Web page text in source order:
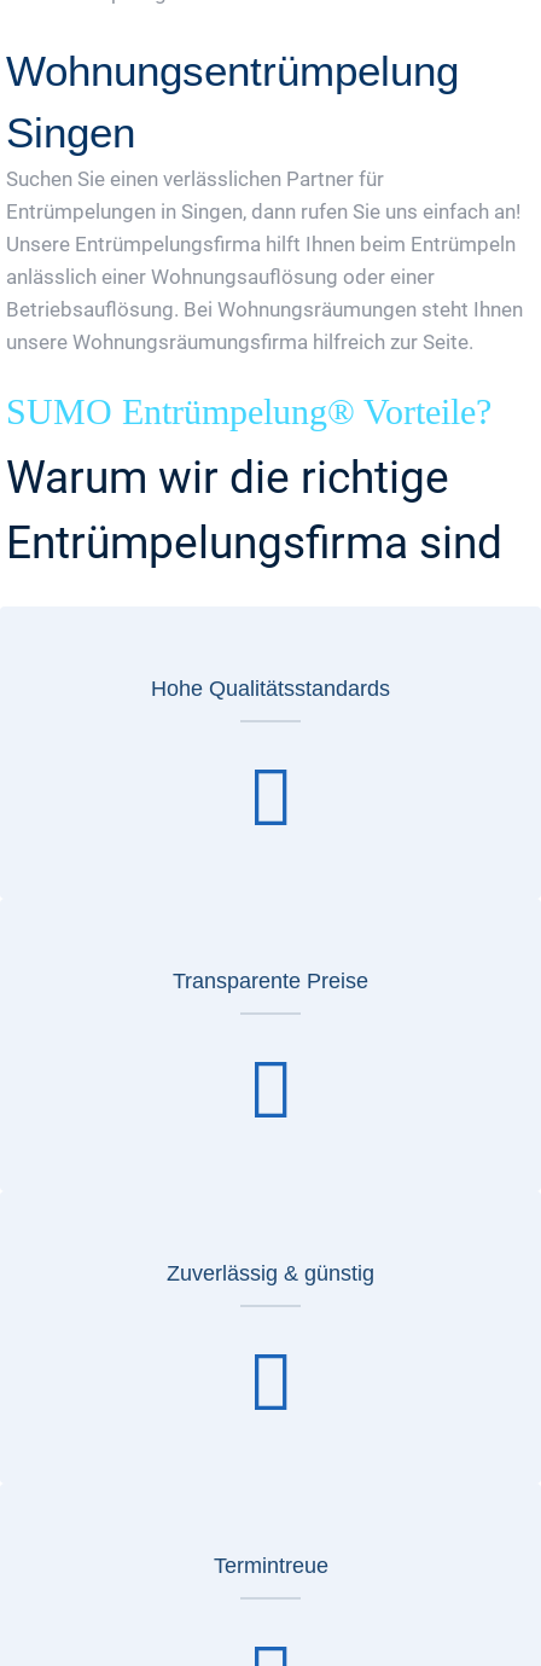
Wohnungsentrümpelung
Singen
Suchen Sie einen verlässlichen Partner für
Entrümpelungen in Singen, dann rufen Sie uns einfach an!
Unsere Entrümpelungsfirma hilft Ihnen beim Entrümpeln
anlässlich einer Wohnungsauflösung oder einer
Betriebsauflösung. Bei Wohnungsräumungen steht Ihnen
unsere Wohnungsräumungsfirma hilfreich zur Seite.
SUMO Entrümpelung® Vorteile?
Warum wir die richtige
Entrümpelungsfirma sind
Hohe Qualitätsstandards
Transparente Preise
Zuverlässig & günstig
Termintreue